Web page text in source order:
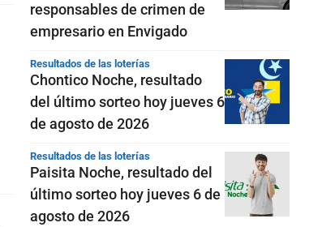
responsables de crimen de
empresario en Envigado
Resultados de las loterías
Chontico Noche, resultado
del último sorteo hoy jueves 6
de agosto de 2026
Resultados de las loterías
Paisita Noche, resultado del
último sorteo hoy jueves 6 de
agosto de 2026